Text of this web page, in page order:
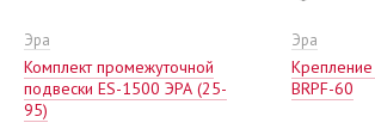
Эра
Комплект промежуточной
подвески ES-1500 ЭРА (25-
95)
Эра
BRPF-60